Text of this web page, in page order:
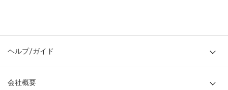
ヘルプ/ガイド
会社概要